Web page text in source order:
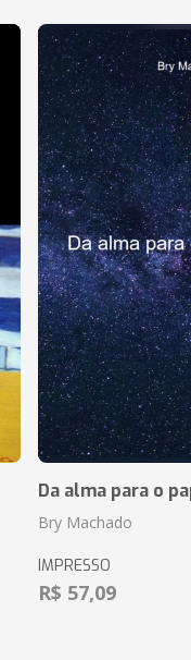
Da alma para o
Bry Machado
IMPRESSO
R$ 57,09